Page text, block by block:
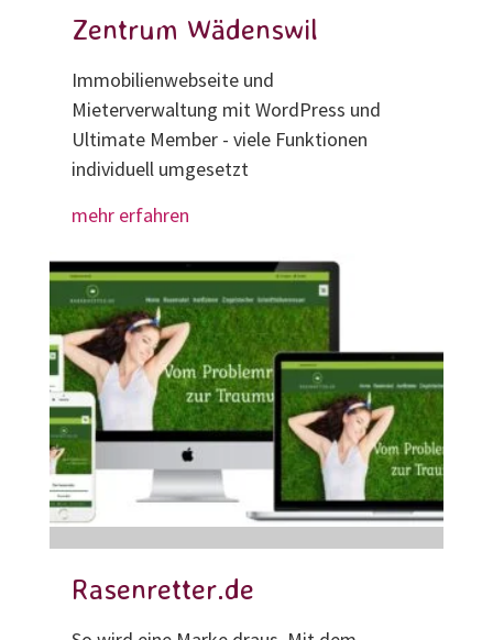
Zentrum Wädenswil
Immobilienwebseite und
Mieterverwaltung mit WordPress und
Ultimate Member - viele Funktionen
individuell umgesetzt
mehr erfahren
Rasenretter.de